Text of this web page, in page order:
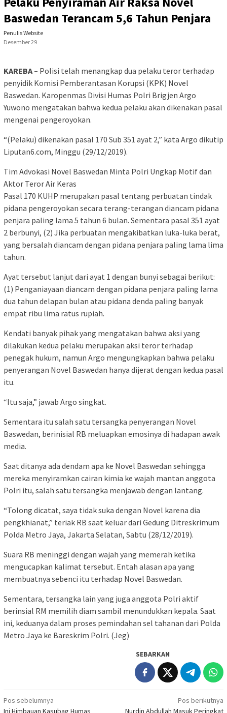
Baswedan Terancam 5,6 Tahun Penjara
Penulis Website
Desember 29
KAREBA – Polisi telah menangkap dua pelaku teror terhadap
penyidik Komisi Pemberantasan Korupsi (KPK) Novel
Baswedan. Karopenmas Divisi Humas Polri Brigjen Argo
Yuwono mengatakan bahwa kedua pelaku akan dikenakan pasal
mengenai pengeroyokan.
“(Pelaku) dikenakan pasal 170 Sub 351 ayat 2,” kata Argo dikutip
Liputan6.com, Minggu (29/12/2019).
Tim Advokasi Novel Baswedan Minta Polri Ungkap Motif dan
Aktor Teror Air Keras
Pasal 170 KUHP merupakan pasal tentang perbuatan tindak
pidana pengeroyokan secara terang-terangan diancam pidana
penjara paling lama 5 tahun 6 bulan. Sementara pasal 351 ayat
2 berbunyi, (2) Jika perbuatan mengakibatkan luka-luka berat,
yang bersalah diancam dengan pidana penjara paling lama lima
tahun.
Ayat tersebut lanjut dari ayat 1 dengan bunyi sebagai berikut:
(1) Penganiayaan diancam dengan pidana penjara paling lama
dua tahun delapan bulan atau pidana denda paling banyak
empat ribu lima ratus rupiah.
Kendati banyak pihak yang mengatakan bahwa aksi yang
dilakukan kedua pelaku merupakan aksi teror terhadap
penegak hukum, namun Argo mengungkapkan bahwa pelaku
penyerangan Novel Baswedan hanya dijerat dengan kedua pasal
itu.
“Itu saja,” jawab Argo singkat.
Sementara itu salah satu tersangka penyerangan Novel
Baswedan, berinisial RB meluapkan emosinya di hadapan awak
media.
Saat ditanya ada dendam apa ke Novel Baswedan sehingga
mereka menyiramkan cairan kimia ke wajah mantan anggota
Polri itu, salah satu tersangka menjawab dengan lantang.
“Tolong dicatat, saya tidak suka dengan Novel karena dia
pengkhianat,” teriak RB saat keluar dari Gedung Ditreskrimum
Polda Metro Jaya, Jakarta Selatan, Sabtu (28/12/2019).
Suara RB meninggi dengan wajah yang memerah ketika
mengucapkan kalimat tersebut. Entah alasan apa yang
membuatnya sebenci itu terhadap Novel Baswedan.
Sementara, tersangka lain yang juga anggota Polri aktif
berinsial RM memilih diam sambil menundukkan kepala. Saat
ini, keduanya dalam proses pemindahan sel tahanan dari Polda
Metro Jaya ke Bareskrim Polri. (Jeg)
SEBARKAN
Navigasi
Pos sebelumnya
Ini Himbauan Kasubag Humas
Pos berikutnya
Nurdin Abdullah Masuk Peringkat